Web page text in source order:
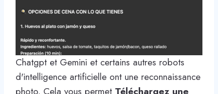
Chatgpt et Gemini et certains autres robots
d'intelligence artificielle ont une reconnaissance